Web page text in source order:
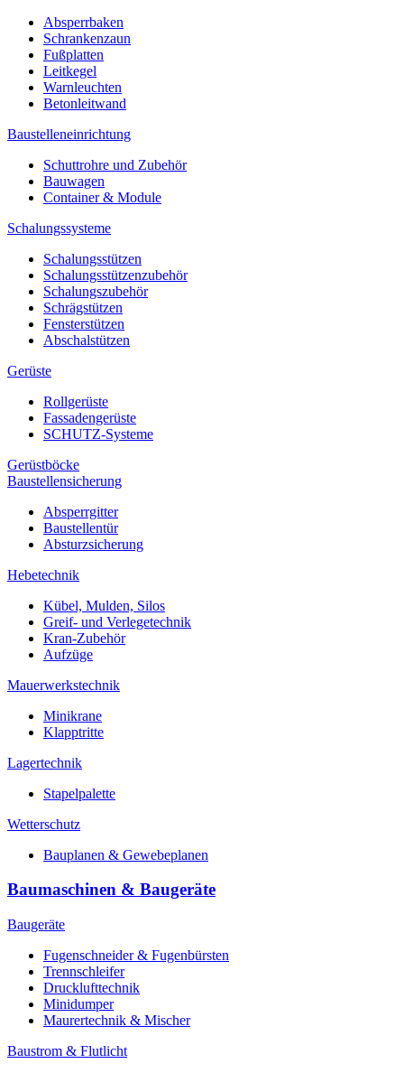
Absperrbaken
Schrankenzaun
Fußplatten
Leitkegel
Warnleuchten
Betonleitwand
Baustelleneinrichtung
Schuttrohre und Zubehör
Bauwagen
Container & Module
Schalungssysteme
Schalungsstützen
Schalungsstützenzubehör
Schalungszubehör
Schrägstützen
Fensterstützen
Abschalstützen
Gerüste
Rollgerüste
Fassadengerüste
SCHUTZ-Systeme
Gerüstböcke
Baustellensicherung
Absperrgitter
Baustellentür
Absturzsicherung
Hebetechnik
Kübel, Mulden, Silos
Greif- und Verlegetechnik
Kran-Zubehör
Aufzüge
Mauerwerkstechnik
Minikrane
Klapptritte
Lagertechnik
Stapelpalette
Wetterschutz
Bauplanen & Gewebeplanen
Baumaschinen & Baugeräte
Baugeräte
Fugenschneider & Fugenbürsten
Trennschleifer
Drucklufttechnik
Minidumper
Maurertechnik & Mischer
Baustrom & Flutlicht